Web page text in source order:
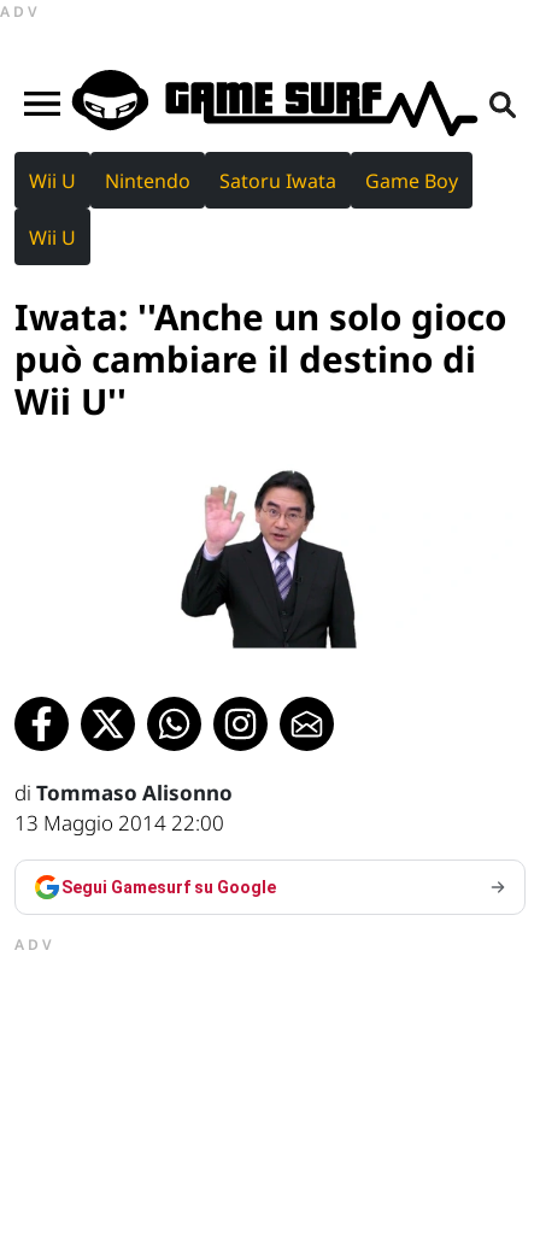
ADV
Wii U Nintendo Satoru Iwata Game Boy
Wii U
Iwata: ''Anche un solo gioco
può cambiare il destino di
Wii U''
di Tommaso Alisonno
13 Maggio 2014 22:00
Segui Gamesurf su Google
ADV